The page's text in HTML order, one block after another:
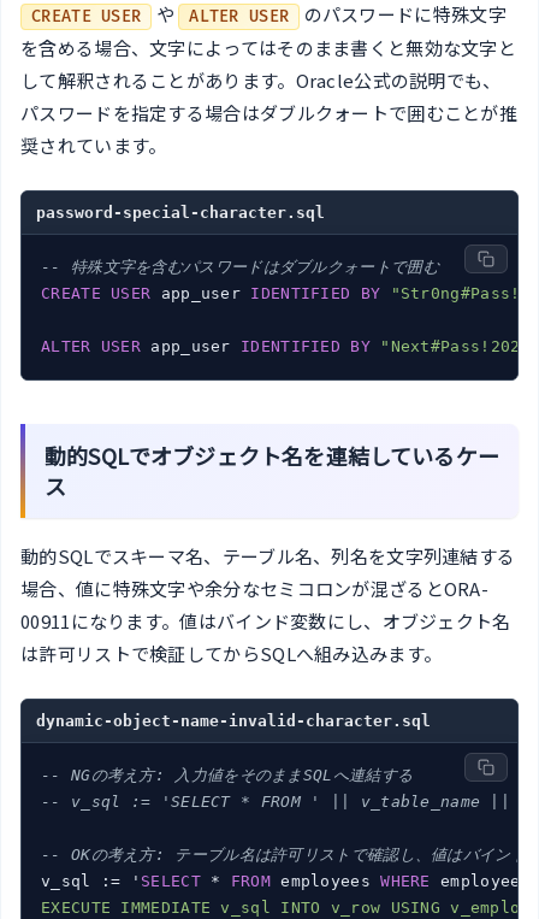
CREATE USER や ALTER USER
のパスワードに特殊文字
を含める場合、文字によってはそのまま書くと無効な文字と
して解釈されることがあります。Oracle公式の説明でも、
パスワードを指定する場合はダブルクォートで囲むことが推
奨されています。
password-special-character.sql
-- 特殊文字を含むパスワードはダブルクォートで囲む
CREATE
USER app_user IDENTIFIED BY
ALTER USER app_user IDENTIFIED BY
動的SQLでオブジェクト名を連結しているケー
ス
動的SQLでスキーマ名、テーブル名、列名を文字列連結する
場合、値に特殊文字や余分なセミコロンが混ざるとORA-
00911になります。値はバインド変数にし、オブジェクト名
は許可リストで検証してからSQLへ組み込みます。
dynamic-object-name-invalid-character.sql
-- NGの考え方: 入力値をそのままSQLへ連結する
-- v_sql := 'SELECT * FROM ' || v_table_name || '
-- OKの考え方: テーブル名は許可リストで確認し、値はバインド
v_sql := ' SELECT * FROM employees WHERE
EXECUTE IMMEDIATE v_sql INTO v_row USING